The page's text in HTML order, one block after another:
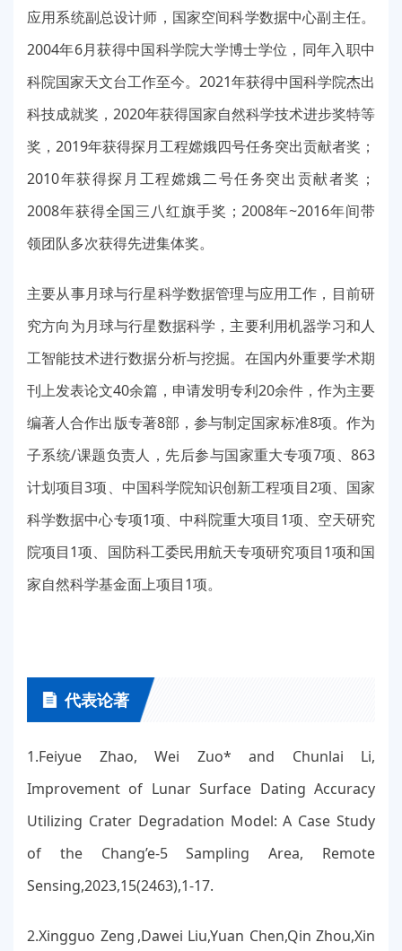
应用系统副总设计师，国家空间科学数据中心副主任。
2004年6月获得中国科学院大学博士学位，同年入职中
科院国家天文台工作至今。2021年获得中国科学院杰出
科技成就奖，2020年获得国家自然科学技术进步奖特等
奖，2019年获得探月工程嫦娥四号任务突出贡献者奖；
2010年获得探月工程嫦娥二号任务突出贡献者奖；
2008年获得全国三八红旗手奖；2008年~2016年间带
领团队多次获得先进集体奖。
主要从事月球与行星科学数据管理与应用工作，目前研
究方向为月球与行星数据科学，主要利用机器学习和人
工智能技术进行数据分析与挖掘。在国内外重要学术期
刊上发表论文40余篇，申请发明专利20余件，作为主要
编著人合作出版专著8部，参与制定国家标准8项。作为
子系统/课题负责人，先后参与国家重大专项7项、863
计划项目3项、中国科学院知识创新工程项目2项、国家
科学数据中心专项1项、中科院重大项目1项、空天研究
院项目1项、国防科工委民用航天专项研究项目1项和国
家自然科学基金面上项目1项。
代表论著
1.Feiyue Zhao, Wei Zuo* and Chunlai Li,
Improvement of Lunar Surface Dating Accuracy
Utilizing Crater Degradation Model: A Case Study
of the Chang’e-5 Sampling Area, Remote
Sensing,2023,15(2463),1-17.
2.Xingguo Zeng ,Dawei Liu,Yuan Chen,Qin Zhou,Xin